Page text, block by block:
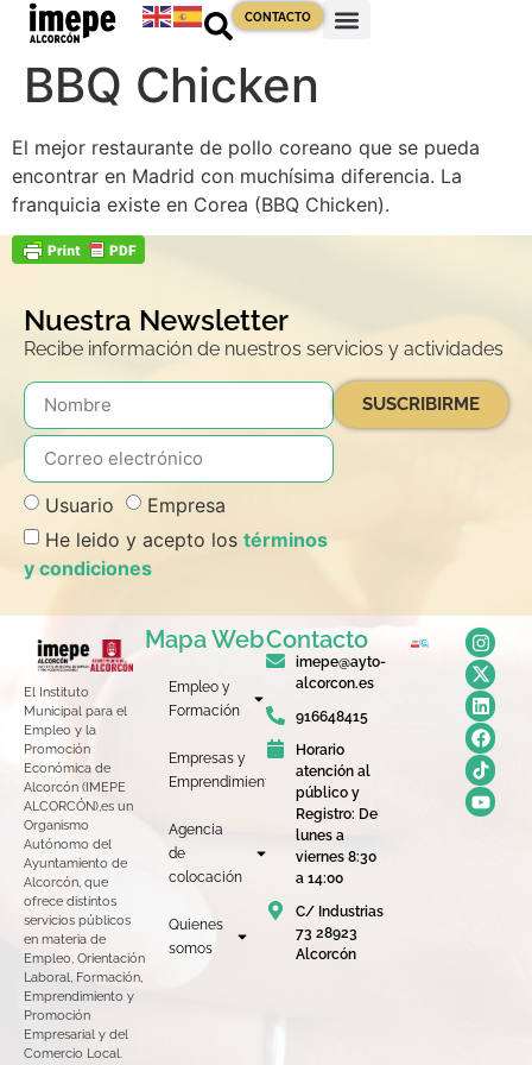
contenido CONTACTO
BBQ Chicken
El mejor restaurante de pollo coreano que se pueda
encontrar en Madrid con muchísima diferencia. La
franquicia existe en Corea (BBQ Chicken).
Nuestra Newsletter
Recibe información de nuestros servicios y actividades
Usuario
Empresa
He leido y acepto los términos
y condiciones
SUSCRIBIRME
El Instituto
Municipal para el
Empleo y la
Promoción
Económica de
Alcorcón (IMEPE
ALCORCÓN),es un
Organismo
Autónomo del
Ayuntamiento de
Alcorcón, que
ofrece distintos
servicios públicos
en materia de
Empleo, Orientación
Laboral, Formación,
Emprendimiento y
Promoción
Empresarial y del
Comercio Local.
Mapa Web
Empleo y
Formación
Empresas y
Emprendimiento
Agencia
de
colocación
Quienes
somos
Contacto
imepe@ayto-
alcorcon.es
916648415
Horario
atención al
público y
Registro: De
lunes a
viernes 8:30
a 14:00
C/ Industrias
73 28923
Alcorcón